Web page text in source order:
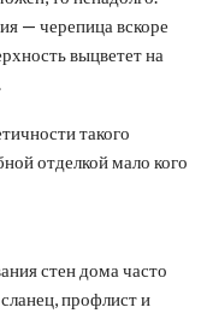
— черепица вскоре
выцветет на
такого
отделкой мало кого
стен дома часто
профлист и